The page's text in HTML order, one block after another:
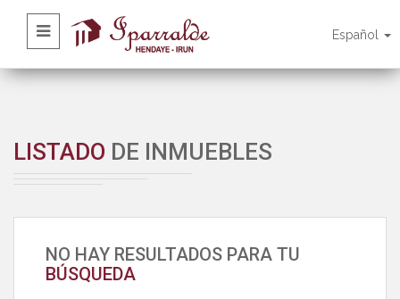
Español
LISTADO DE INMUEBLES
NO HAY RESULTADOS PARA TU
BÚSQUEDA